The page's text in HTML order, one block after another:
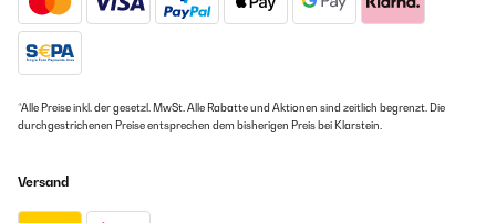
*Alle Preise inkl. der gesetzl. MwSt. Alle Rabatte und Aktionen sind zeitlich begrenzt. Die
durchgestrichenen Preise entsprechen dem bisherigen Preis bei Klarstein.
Versand